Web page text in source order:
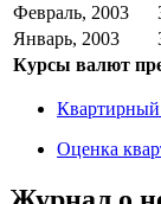
Февраль, 2003
Январь, 2003
Курсы валют
Квартирный
Оценка